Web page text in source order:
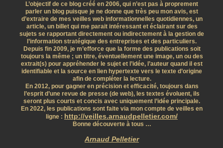
L’objectif de ce blog créé en 2006, qui n’est pas à proprement
parler un blog puisque je ne donne que très peu mon avis, est
d’extraire de mes veilles web informationnelles quotidiennes, un
article, un billet qui me parait intéressant et éclairant sur des
sujets se rapportant directement ou indirectement à la gestion de
l’information stratégique des entreprises et des particuliers.
Depuis fin 2009, je m’efforce que la forme des publications soit
toujours la même ; un titre, éventuellement une image, un ou des
extrait(s) pour appréhender le sujet et l’idée, l’auteur quand il est
identifiable et la source en lien hypertexte vers le texte d’origine
afin de compléter la lecture.
En 2012, pour gagner en précision et efficacité, toujours dans
l’esprit d’une revue de presse (de web), les textes évoluent, ils
seront plus courts et concis avec uniquement l’idée principale.
En 2022, les publications sont faite via mon compte de veilles en
ligne : http://veilles.arnaudpelletier.com/
Bonne découverte à tous …
Arnaud Pelletier